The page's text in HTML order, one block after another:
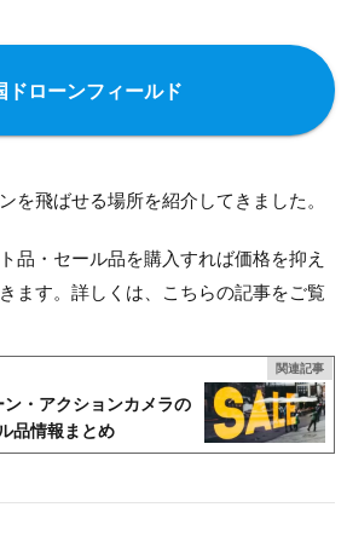
ドローンフィールド
を飛ばせる場所を紹介してきました。
品・セール品を購入すれば価格を抑え
ます。詳しくは、こちらの記事をご覧
関連記事
ン・アクションカメラの
品情報まとめ